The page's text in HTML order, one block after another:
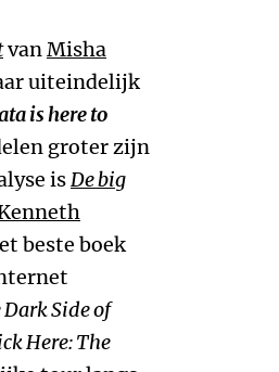
vanMisha
uiteindelijk
is here to
groter zijn
isDe big
beste boek
Side of
Here: The